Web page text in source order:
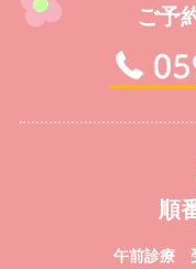
ご予
順
午前診療